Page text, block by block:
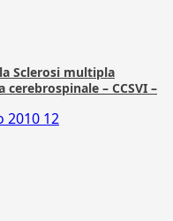
Sclerosi multipla
– CCSVI –
2010 12